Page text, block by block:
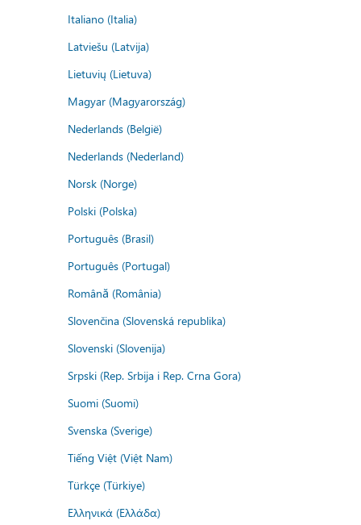
Italiano (Italia)
Latviešu (Latvija)
Lietuvių (Lietuva)
Magyar (Magyarország)
Nederlands (België)
Nederlands (Nederland)
Norsk (Norge)
Polski (Polska)
Português (Brasil)
Português (Portugal)
Română (România)
Slovenčina (Slovenská republika)
Slovenski (Slovenija)
Srpski (Rep. Srbija i Rep. Crna Gora)
Suomi (Suomi)
Svenska (Sverige)
Tiếng Việt (Việt Nam)
Türkçe (Türkiye)
Ελληνικά (Ελλάδα)